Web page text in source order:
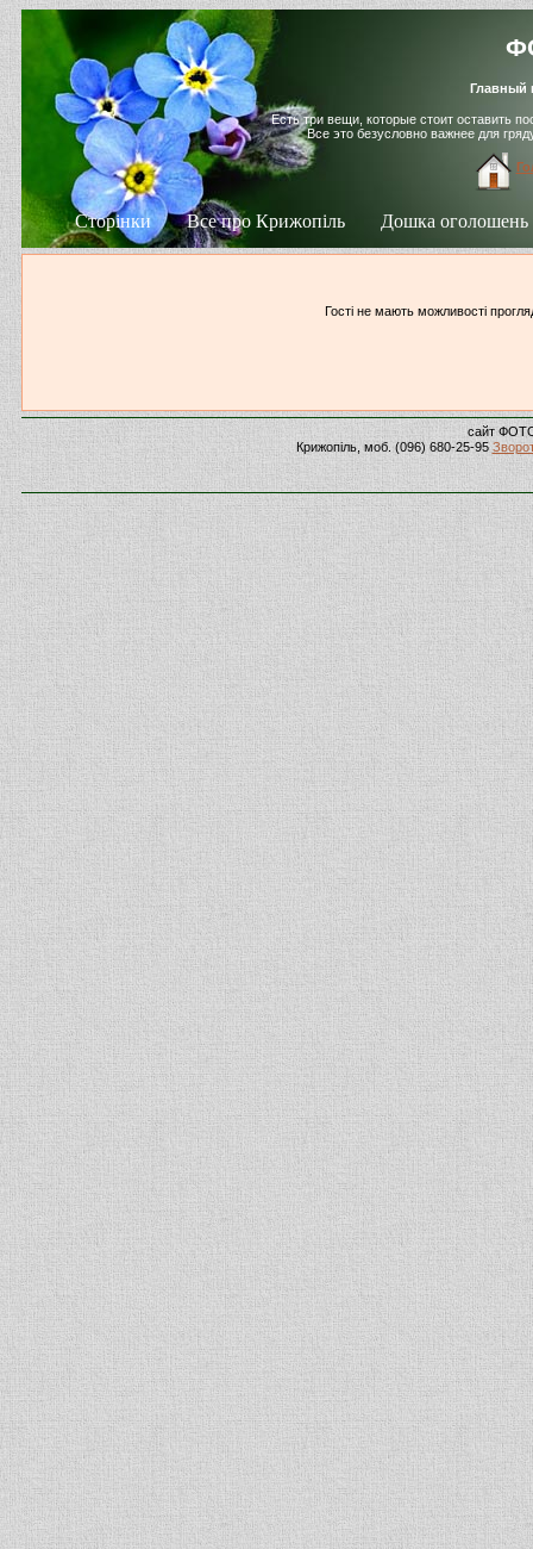
Главный
Есть три вещи, которые стоит оставить
Все это безусловно важнее для
Сторінки Все про Крижопіль Дошка оголошень
Гості не мають можливості
сайт
Крижопіль, моб. (096) 680-25-95